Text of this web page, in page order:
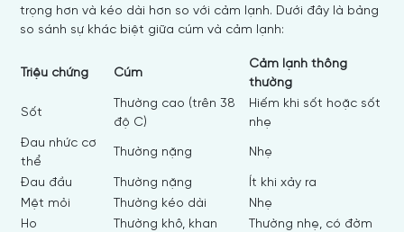
trọng hơn và kéo dài hơn so với cảm lạnh. Dưới đây là bảng
so sánh sự khác biệt giữa cúm và cảm lạnh:
Triệu chứng Cúm
Cảm lạnh thông
thường
Sốt
Thường cao (trên 38
độ C)
Hiếm khi sốt hoặc sốt
nhẹ
Đau nhức cơ
thể
Thường nặng Nhẹ
Đau đầu Thường nặng
Ít khi xảy ra
Mệt mỏi
Thường kéo dài
Nhẹ
Ho
Thường khô, khan
Thường nhẹ, có đờm